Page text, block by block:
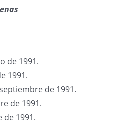
de 1991.
1991.
de 1991.
de 1991.
de 1991.